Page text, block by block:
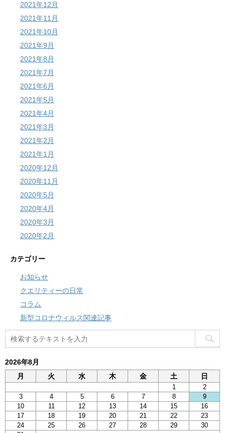
2021年12月
2021年11月
2021年10月
2021年9月
2021年8月
2021年7月
2021年6月
2021年5月
2021年4月
2021年3月
2021年2月
2021年1月
2020年12月
2020年11月
2020年5月
2020年4月
2020年3月
2020年2月
カテゴリー
お知らせ
クエリティーの日常
コラム
新型コロナウィルス関連記事
2026年8月
月
火 水 木 金 土 日
1
2
3
4 5 6 7 8
9
10
11 12 13 14 15
16
17
18 19 20 21 22
23
24
25 26 27 28 29
30